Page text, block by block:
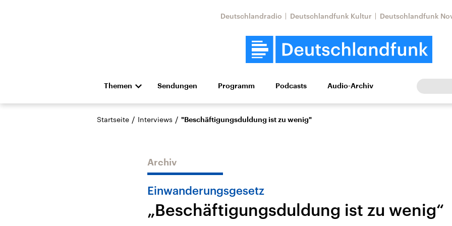
Deutschlandradio Deutschlandfunk Kultur Deutschlandfunk
Themen
Die Nachrichten Politik Wirtschaft Wissen Kultur Europa
Hörspiel und Feature Musik
Landtagswahl Sachsen-
Anhalt 2026
USA
Aktuelle Beiträge,
Nahostkonflikt
Aktuelle Lage und
Iran
Aktuelle Lage und
Sendungen Programm Podcasts Audio-Archiv
Startseite / Interviews / "Beschäftigungsduldung ist zu wenig"
Archiv
Einwanderungsgesetz
„Beschäftigungsduldung ist zu wenig“